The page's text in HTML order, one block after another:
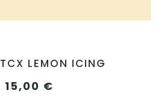
LEMON ICING
15,00 €